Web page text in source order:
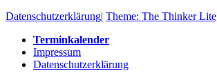
Datenschutzerklärung| Theme: The Thinker Lite
Terminkalender
Impressum
Datenschutzerklärung